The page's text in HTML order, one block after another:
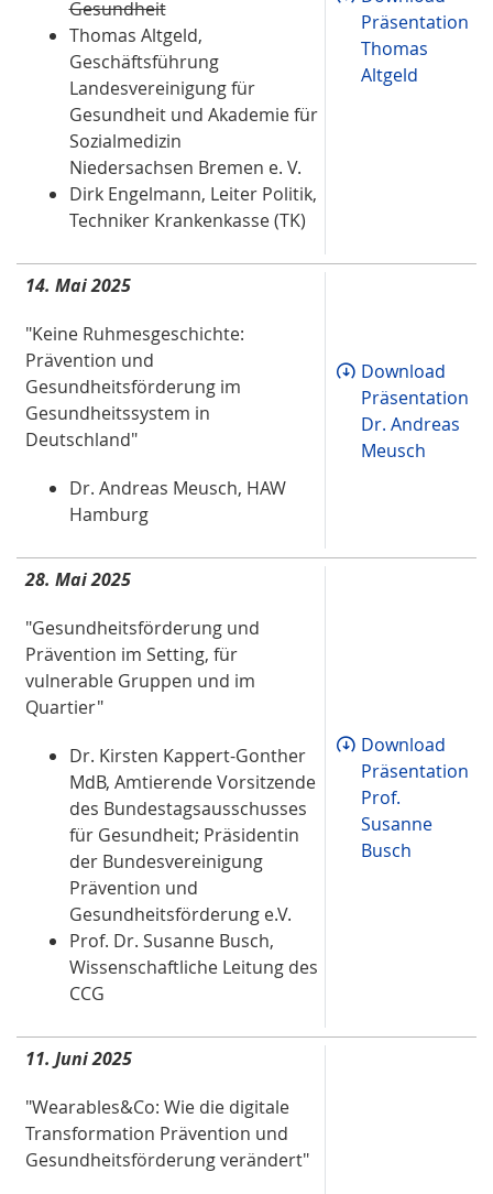
Gesundheit
Thomas Altgeld,
Geschäftsführung
Landesvereinigung für
Gesundheit und Akademie für
Sozialmedizin
Niedersachsen Bremen e. V.
Dirk Engelmann, Leiter Politik,
Techniker Krankenkasse (TK)
Präsentation
Thomas
Altgeld
14. Mai 2025
"Keine Ruhmesgeschichte:
Prävention und
Gesundheitsförderung im
Gesundheitssystem in
Deutschland"
Dr. Andreas Meusch, HAW
Hamburg
Download
Präsentation
Dr. Andreas
Meusch
28. Mai 2025
"Gesundheitsförderung und
Prävention im Setting, für
vulnerable Gruppen und im
Quartier"
Dr. Kirsten Kappert-Gonther
MdB, Amtierende Vorsitzende
des Bundestagsausschusses
für Gesundheit; Präsidentin
der Bundesvereinigung
Prävention und
Gesundheitsförderung e.V.
Prof. Dr. Susanne Busch,
Wissenschaftliche Leitung des
CCG
Download
Präsentation
Prof.
Susanne
Busch
11. Juni 2025
"Wearables&Co: Wie die digitale
Transformation Prävention und
Gesundheitsförderung verändert"